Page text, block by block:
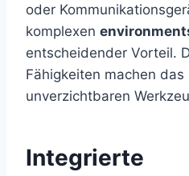
oder
komplexen
entscheidender Vorteil.
Fähigkeiten machen das
unverzichtbaren
Integrierte